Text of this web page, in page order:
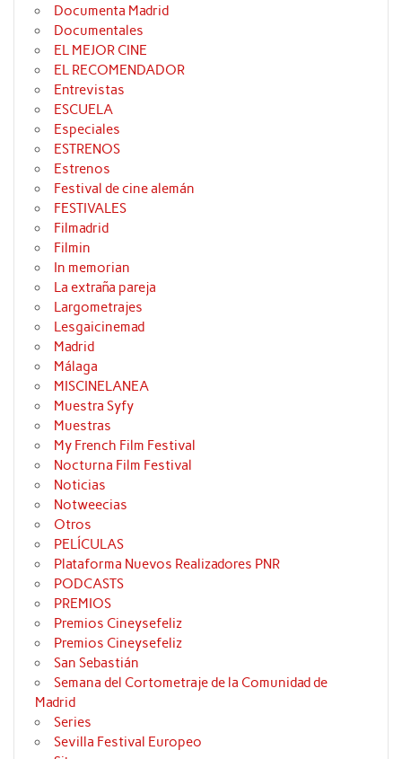
Documenta Madrid
Documentales
EL MEJOR CINE
EL RECOMENDADOR
Entrevistas
ESCUELA
Especiales
ESTRENOS
Estrenos
Festival de cine alemán
FESTIVALES
Filmadrid
Filmin
In memorian
La extraña pareja
Largometrajes
Lesgaicinemad
Madrid
Málaga
MISCINELANEA
Muestra Syfy
Muestras
My French Film Festival
Nocturna Film Festival
Noticias
Notweecias
Otros
PELÍCULAS
Plataforma Nuevos Realizadores PNR
PODCASTS
PREMIOS
Premios Cineysefeliz
Premios Cineysefeliz
San Sebastián
Semana del Cortometraje de la Comunidad de
Madrid
Series
Sevilla Festival Europeo